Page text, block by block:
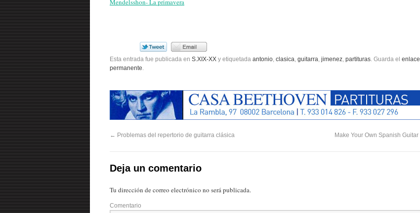
Mendelsshon- La primavera
Esta entrada fue publicada en S.XIX-XX y etiquetada antonio clasica guitarra jimenez partituras . Guarda el enlace
permanente
← Problemas del repertorio de guitarra clásica Make Your Own Spanish Guitar
Deja un comentario
Tu dirección de correo electrónico no será publicada.
Comentario